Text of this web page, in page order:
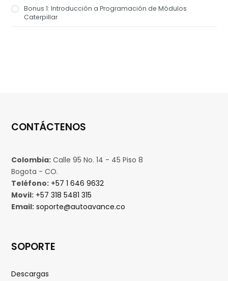
Bonus 1: Introducción a Programación de Módulos
Caterpillar
CONTÁCTENOS
Colombia: Calle 95 No. 14 - 45 Piso 8
Bogota - CO.
Teléfono: +57 1 646 9632
Movil: +57 318 5481 315
Email: soporte@autoavance.co
SOPORTE
Descargas